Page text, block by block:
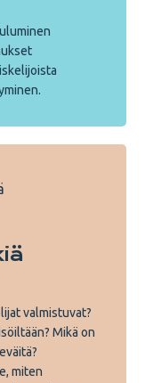
valmistuvat?
Mikä on
miten